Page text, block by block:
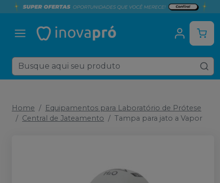
Home
Equipamentos para Laboratório de Prótese
Central de Jateamento
Tampa para jato a Vapor